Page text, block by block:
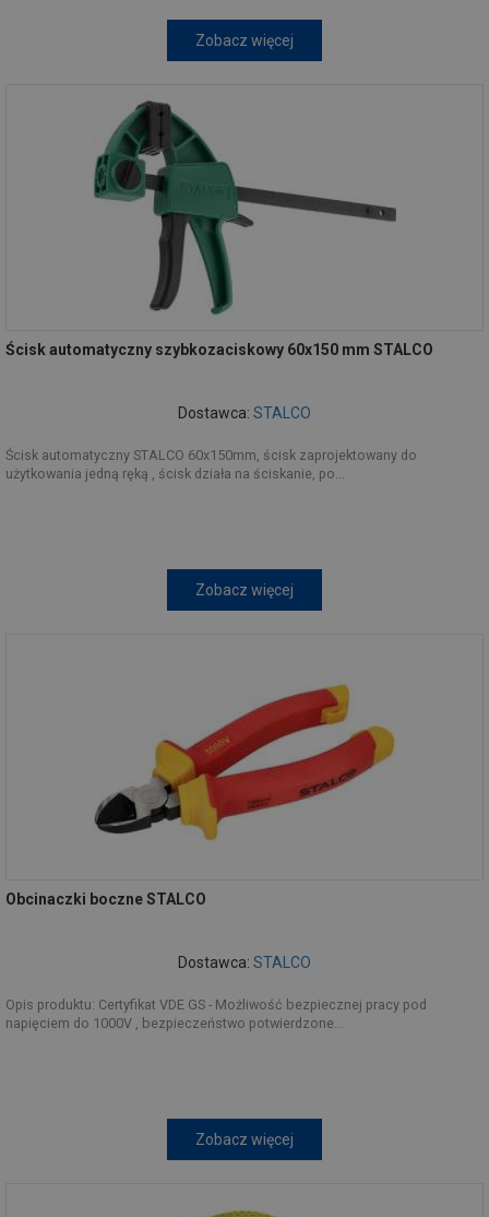
Zobacz więcej
Ścisk automatyczny szybkozaciskowy 60x150 mm STALCO
Dostawca: STALCO
Ścisk automatyczny STALCO 60x150mm, ścisk zaprojektowany do
użytkowania jedną ręką , ścisk działa na ściskanie, po...
Zobacz więcej
Obcinaczki boczne STALCO
Dostawca: STALCO
Opis produktu: Certyfikat VDE GS - Możliwość bezpiecznej pracy pod
napięciem do 1000V , bezpieczeństwo potwierdzone...
Zobacz więcej